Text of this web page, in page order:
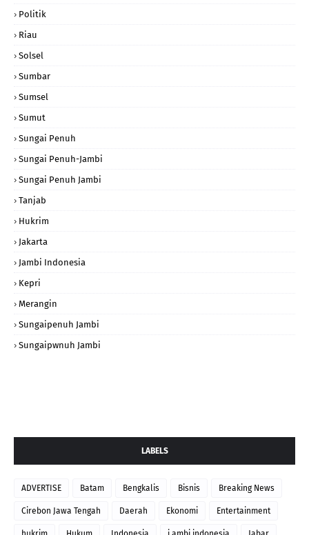
Politik
Riau
Solsel
Sumbar
Sumsel
Sumut
Sungai Penuh
Sungai Penuh-Jambi
Sungai Penuh Jambi
Tanjab
Hukrim
Jakarta
Jambi Indonesia
Kepri
Merangin
Sungaipenuh Jambi
Sungaipwnuh Jambi
LABELS
ADVERTISE Batam Bengkalis Bisnis Breaking News
Cirebon Jawa Tengah Daerah Ekonomi Entertainment